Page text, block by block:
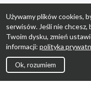
Używamy plików cookies,
serwisów. Jeśli nie chcesz,
Twoim dysku, zmień
informacji: polityka
Ok, rozumiem